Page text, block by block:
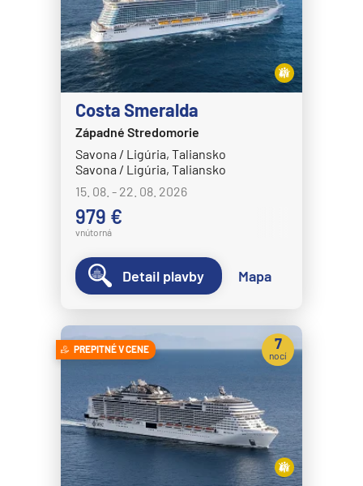
Costa Smeralda
Západné Stredomorie
Savona / Ligúria, Taliansko
Savona / Ligúria, Taliansko
15. 08. - 22. 08. 2026
979 €
vnútorná
Detail plavby Mapa
PREPITNÉ V CENE 7
nocí